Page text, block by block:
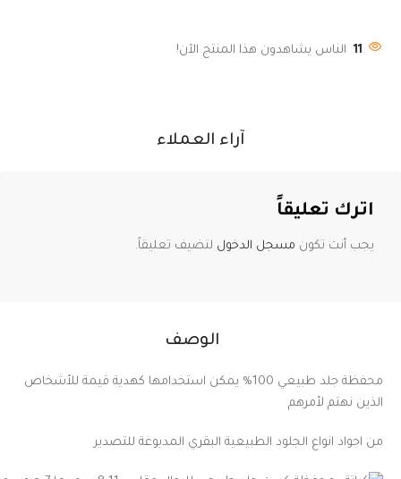
11 الناس يشاهدون هذا المنتج الآن!
الوصف
محفظة جلد طبيعي 100% يمكن استخدامها كهدية قيمة للأشخاص
الذين نهتم لأمرهم
من اجواد انواع الجلود الطبيعية البقري المدبوغة للتصدير
آراء العملاء
اترك تعليقاً
يجب أنت تكون مسجل الدخول لتضيف تعليقاً.